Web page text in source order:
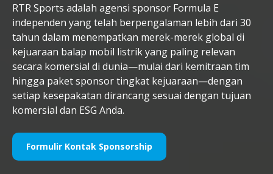
RTR Sports adalah agensi sponsor Formula E
independen yang telah berpengalaman lebih dari 30
tahun dalam menempatkan merek-merek global di
kejuaraan balap mobil listrik yang paling relevan
secara komersial di dunia—mulai dari kemitraan tim
hingga paket sponsor tingkat kejuaraan—dengan
setiap kesepakatan dirancang sesuai dengan tujuan
komersial dan ESG Anda.
Formulir Kontak Sponsorship